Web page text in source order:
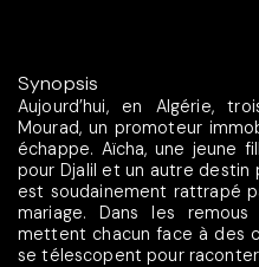
Synopsis
Aujourd’hui, en Algérie,
Mourad, un promoteur
échappe. Aïcha, une jeune
pour Djalil et un autre destin
est soudainement rattrapé
mariage. Dans les
mettent chacun face à des
se télescopent pour